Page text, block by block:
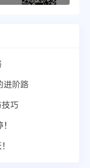
进阶路
巧